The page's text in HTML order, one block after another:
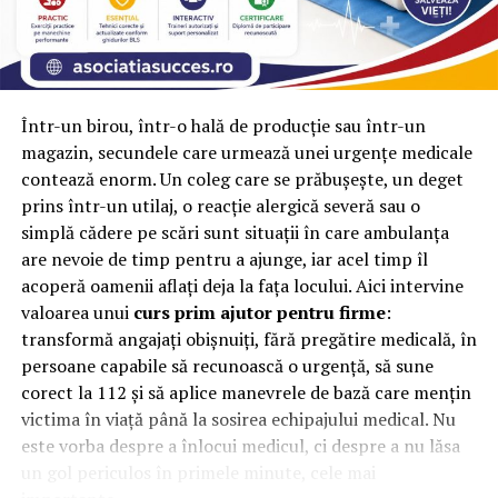
perfect!
Resursa:https://www.artmyway.ro/cadouri
ARTICOLE PE ACEIASI TEMA: CADOURI HANDMADE
URMATORUL
Cum sa alegi cutia de bijuterii potrivita
Cum să scapi de insectele ce-ți fac zile fripte vara?
Într-un birou, într-o hală de producție sau într-un
magazin, secundele care urmează unei urgențe medicale
contează enorm. Un coleg care se prăbușește, un deget
prins într-un utilaj, o reacție alergică severă sau o
simplă cădere pe scări sunt situații în care ambulanța
are nevoie de timp pentru a ajunge, iar acel timp îl
acoperă oamenii aflați deja la fața locului. Aici intervine
valoarea unui curs prim ajutor pentru firme:
transformă angajați obișnuiți, fără pregătire medicală, în
persoane capabile să recunoască o urgență, să sune
corect la 112 și să aplice manevrele de bază care mențin
victima în viață până la sosirea echipajului medical. Nu
este vorba despre a înlocui medicul, ci despre a nu lăsa